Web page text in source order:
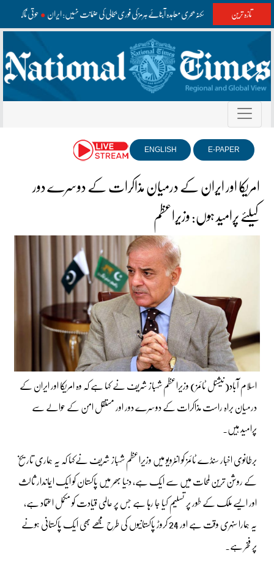
تازہ ترین عمان سے ممکنہ بحری معاہدہ آبنائے ہرمز کی فوری بحالی کی ضمانت نہیں: ایران حوثی
E-PAPER
ENGLISH
امریکا اور ایران کے درمیان مذاکرات کے دوسرے دور
کیلئے پرامید ہوں: وزیراعظم
اسلام آباد(نیشنل ٹائمز) وزیراعظم شہباز شریف نے کہا ہے کہ وہ امریکا اور ایران کے
درمیان براہ راست مذاکرات کے دوسرے دور اور مستقل امن کے حوالے سے
پرامید ہیں۔
برطانوی اخبار سنڈے ٹائمز کو انٹرویو میں وزیراعظم شہباز شریف نےکہا کہ یہ ہماری تاریخ
کے روشن ترین لمحات میں سے ایک ہے، دنیا بھر میں پاکستان کو ایک ایماندار ثالث
اور ایسے ملک کے طور پر تسلیم کیا جا رہا ہے جس پر عالمی قیادت کو مکمل اعتماد ہے،
یہ ہمارا سنہری وقت ہے اور 24 کروڑ پاکستانیوں کی طرح مجھے بھی ایک پاکستانی ہونے
پر فخر ہے۔